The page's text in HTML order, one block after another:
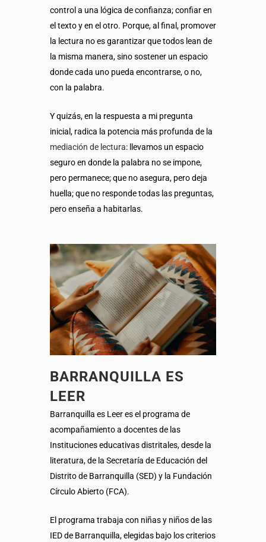
control a una lógica de confianza; confiar en
el texto y en el otro. Porque, al final, promover
la lectura no es garantizar que todos lean de
la misma manera, sino sostener un espacio
donde cada uno pueda encontrarse, o no,
con la palabra.
Y quizás, en la respuesta a mi pregunta
inicial, radica la potencia más profunda de la
mediación de lectura: llevamos un espacio
seguro en donde la palabra no se impone,
pero permanece; que no asegura, pero deja
huella; que no responde todas las preguntas,
pero enseña a habitarlas.
BARRANQUILLA ES
LEER
Barranquilla es Leer es el programa de
acompañamiento a docentes de las
Instituciones educativas distritales, desde la
literatura, de la Secretaría de Educación del
Distrito de Barranquilla (SED) y la Fundación
Círculo Abierto (FCA).
El programa trabaja con niñas y niños de las
IED de Barranquilla, elegidas bajo los criterios